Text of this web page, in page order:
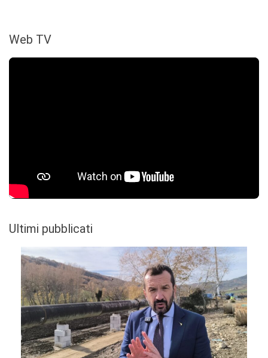
Web TV
Ultimi pubblicati